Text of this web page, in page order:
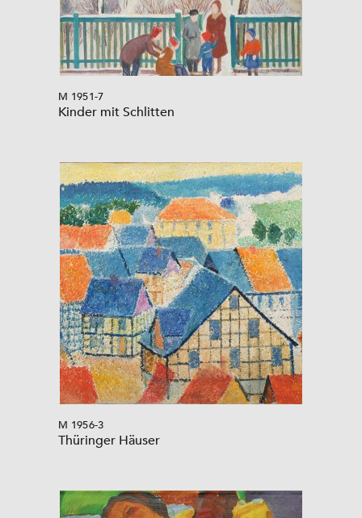
M 1951-7
Kinder mit Schlitten
M 1956-3
Thüringer Häuser